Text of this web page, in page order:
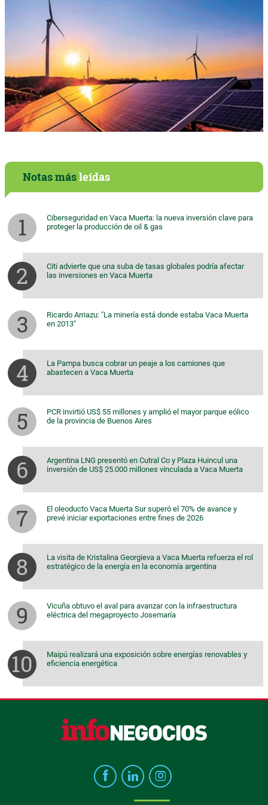
Notas másleídas
Ciberseguridad en Vaca Muerta: la nueva inversión clave para
proteger la producción de oil & gas
Citi advierte que una suba de tasas globales podría afectar
las inversiones en Vaca Muerta
Ricardo Arriazu: "La minería está donde estaba Vaca Muerta
en 2013"
La Pampa busca cobrar un peaje a los camiones que
abastecen a Vaca Muerta
PCR invirtió US$ 55 millones y amplió el mayor parque eólico
de la provincia de Buenos Aires
Argentina LNG presentó en Cutral Co y Plaza Huincul una
inversión de US$ 25.000 millones vinculada a Vaca Muerta
El oleoducto Vaca Muerta Sur superó el 70% de avance y
prevé iniciar exportaciones entre fines de 2026
La visita de Kristalina Georgieva a Vaca Muerta refuerza el rol
estratégico de la energía en la economía argentina
Vicuña obtuvo el aval para avanzar con la infraestructura
eléctrica del megaproyecto Josemaría
Maipú realizará una exposición sobre energías renovables y
eficiencia energética